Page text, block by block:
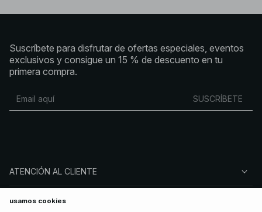
Suscríbete para disfrutar de ofertas especiales, eventos
exclusivos y consigue un 15 % de descuento en tu
primera compra.
SUSCRÍBETE
ATENCIÓN AL CLIENTE
SOBRE NA-KD